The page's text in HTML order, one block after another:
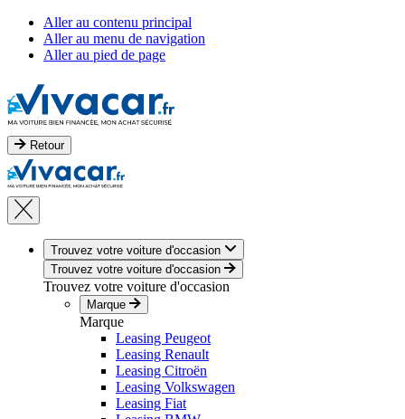
Aller au contenu principal
Aller au menu de navigation
Aller au pied de page
Retour
Trouvez votre voiture d'occasion
Trouvez votre voiture d'occasion
Trouvez votre voiture d'occasion
Marque
Marque
Leasing Peugeot
Leasing Renault
Leasing Citroën
Leasing Volkswagen
Leasing Fiat